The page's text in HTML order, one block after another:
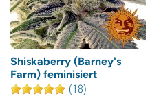
Shiskaberry (Barney's
Farm) feminisiert
(18)